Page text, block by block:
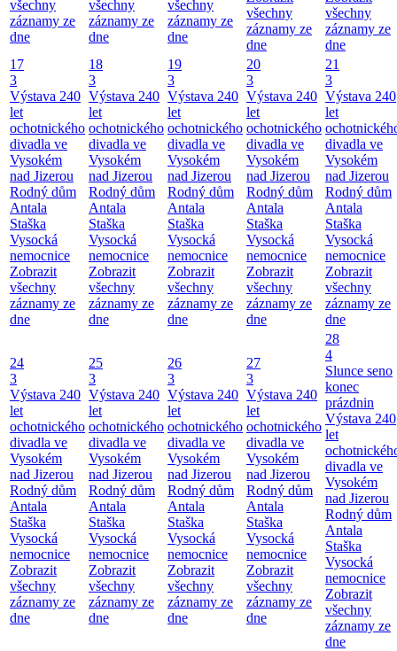
všechny
záznamy ze
dne
všechny
záznamy ze
dne
všechny
záznamy ze
dne
všechny
záznamy ze
dne
všechny
záznamy ze
dne
17
3
Výstava 240
let
ochotnického
divadla ve
Vysokém
nad Jizerou
Rodný dům
Antala
Staška
Vysocká
nemocnice
Zobrazit
všechny
záznamy ze
dne
18
3
Výstava 240
let
ochotnického
divadla ve
Vysokém
nad Jizerou
Rodný dům
Antala
Staška
Vysocká
nemocnice
Zobrazit
všechny
záznamy ze
dne
19
3
Výstava 240
let
ochotnického
divadla ve
Vysokém
nad Jizerou
Rodný dům
Antala
Staška
Vysocká
nemocnice
Zobrazit
všechny
záznamy ze
dne
20
3
Výstava 240
let
ochotnického
divadla ve
Vysokém
nad Jizerou
Rodný dům
Antala
Staška
Vysocká
nemocnice
Zobrazit
všechny
záznamy ze
dne
21
3
Výstava 240
let
divadla ve
Vysokém
nad Jizerou
Rodný dům
Antala
Staška
Vysocká
nemocnice
Zobrazit
všechny
záznamy ze
dne
24
3
Výstava 240
let
ochotnického
divadla ve
Vysokém
nad Jizerou
Rodný dům
Antala
Staška
Vysocká
nemocnice
Zobrazit
všechny
záznamy ze
dne
25
3
Výstava 240
let
ochotnického
divadla ve
Vysokém
nad Jizerou
Rodný dům
Antala
Staška
Vysocká
nemocnice
Zobrazit
všechny
záznamy ze
dne
26
3
Výstava 240
let
ochotnického
divadla ve
Vysokém
nad Jizerou
Rodný dům
Antala
Staška
Vysocká
nemocnice
Zobrazit
všechny
záznamy ze
dne
27
3
Výstava 240
let
ochotnického
divadla ve
Vysokém
nad Jizerou
Rodný dům
Antala
Staška
Vysocká
nemocnice
Zobrazit
všechny
záznamy ze
dne
28
4
Slunce seno
konec
prázdnin
Výstava 240
let
divadla ve
Vysokém
nad Jizerou
Rodný dům
Antala
Staška
Vysocká
nemocnice
Zobrazit
všechny
záznamy ze
dne